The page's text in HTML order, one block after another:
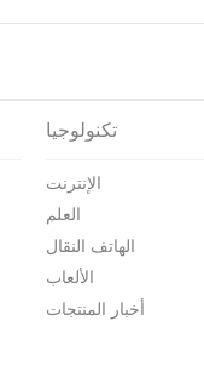
تكنولوجيا
الإنترنت
العلم
الهاتف النقال
الألعاب
أخبار المنتجات